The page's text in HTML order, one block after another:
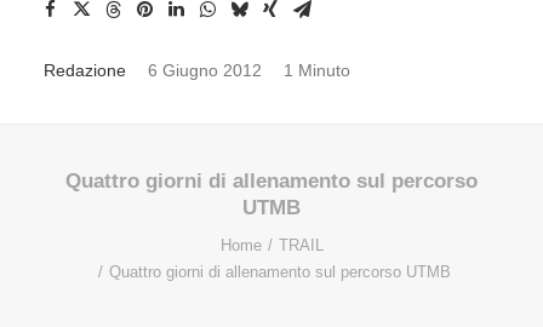
Redazione 6 Giugno 2012 1 Minuto
Quattro giorni di allenamento sul percorso
UTMB
Home
TRAIL
Quattro giorni di allenamento sul percorso UTMB